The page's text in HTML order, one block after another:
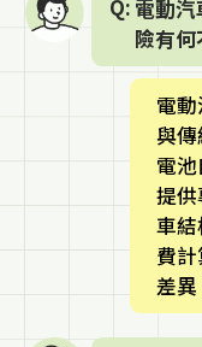
電動
險有何
電
與
電
提
車
費
差異